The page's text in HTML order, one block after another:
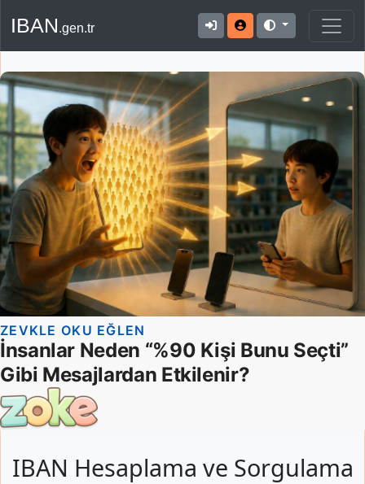
IBAN.gen.tr
IBAN Hesaplama ve Sorgulama